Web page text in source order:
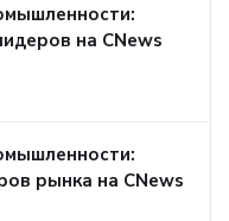
на CNews
рынка на CNews